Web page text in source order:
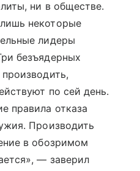
ни в обществе.
некоторые
лидеры
безъядерных
по сей день.
правила отказа
Производить
в обозримом
— заверил